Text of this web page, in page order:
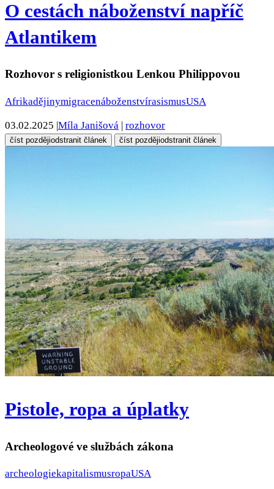
O cestách náboženství napříč
Atlantikem
Rozhovor s religionistkou Lenkou Philippovou
AfrikadějinymigracenáboženstvírasismusUSA
03.02.2025 Míla Janišová rozhovor
číst pozdějiodstranit článek číst pozdějiodstranit článek
Pistole, ropa a úplatky
Archeologové ve službách zákona
archeologiekapitalismusropaUSA